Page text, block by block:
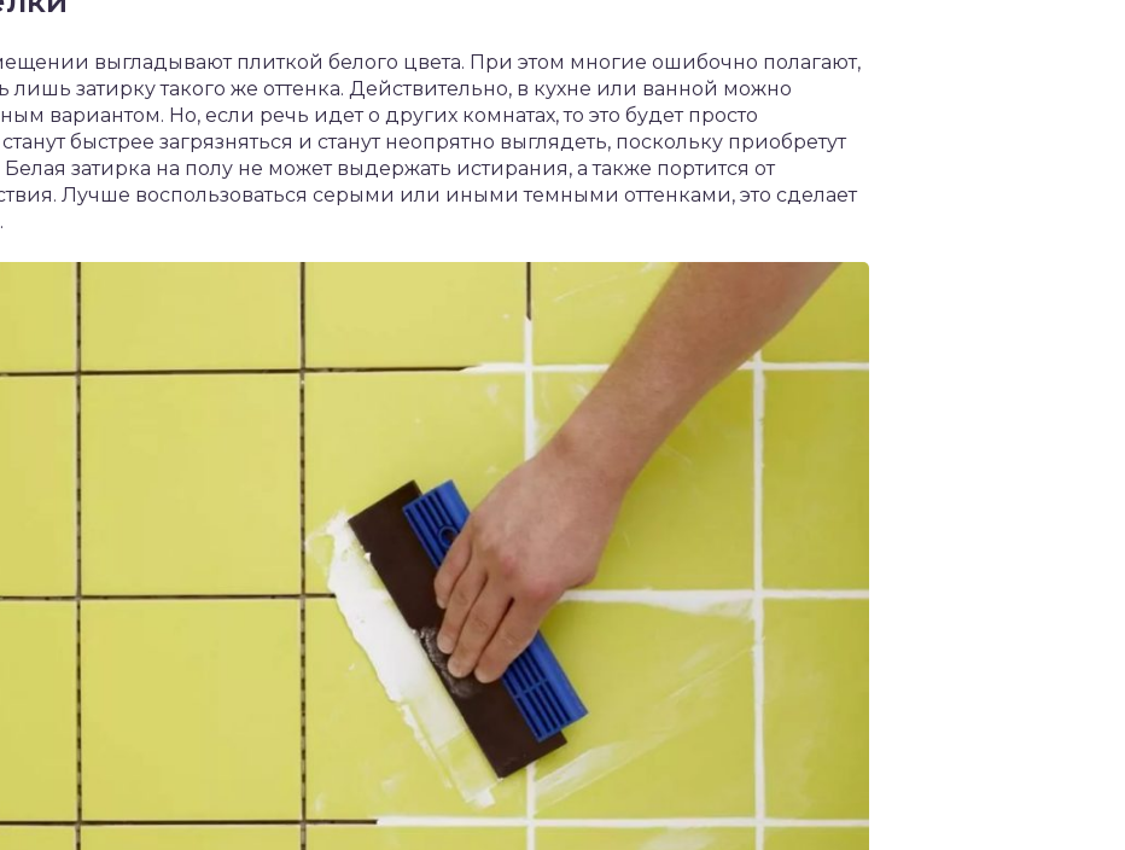
выгладывают плиткой белого цвета. При этом многие ошибочно полагают,
лишь затирку такого же оттенка. Действительно, в кухне или ванной можно
вариантом. Но, если речь идет о других комнатах, то это будет просто
быстрее загрязняться и станут неопрятно выглядеть, поскольку приобретут
Белая затирка на полу не может выдержать истирания, а также портится от
Лучше воспользоваться серыми или иными темными оттенками, это сделает